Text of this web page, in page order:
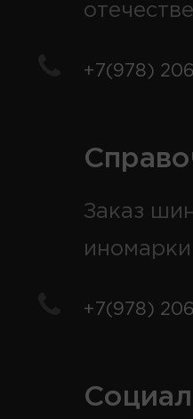
+7(978)
Заказ
иномарки
+7(978)